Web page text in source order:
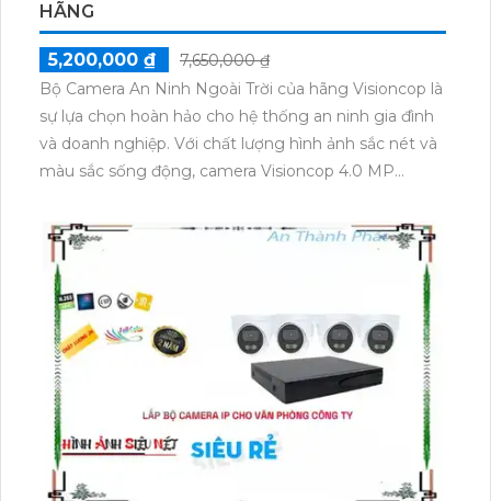
HÃNG
5,200,000 ₫
7,650,000 ₫
Bộ Camera An Ninh Ngoài Trời của hãng Visioncop là
sự lựa chọn hoàn hảo cho hệ thống an ninh gia đình
và doanh nghiệp. Với chất lượng hình ảnh sắc nét và
màu sắc sống động, camera Visioncop 4.0 MP
thêm chi tiết và độ sáng cho hình ảnh. Visioncop là
thương hiệu camera Trung Quốc hàng đầu, được
đánh giá là số 1 về giám sát và an ninh. Với bộ
camera ngoài trời của họ, bạn có thể yên tâm về việc
bảo vệ ngôi nhà và công việc của mình mọi lúc, mọi
nơi.